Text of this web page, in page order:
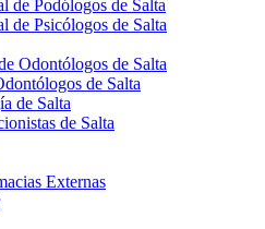
de Podólogos de Salta
de Psicólogos de Salta
Odontólogos de Salta
de Salta
de Salta
de Salta
Externas